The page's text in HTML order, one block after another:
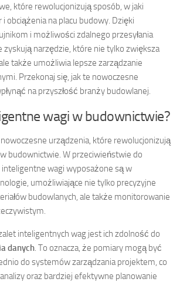
które rewolucjonizują sposób, w jaki
obciążenia na placu budowy. Dzięki
i możliwości zdalnego przesyłania
zyskują narzędzie, które nie tylko zwiększa
także umożliwia lepsze zarządzanie
Przekonaj się, jak te nowoczesne
na przyszłość branży budowlanej.
wagi w budownictwie?
urządzenia, które rewolucjonizują
budownictwie. W przeciwieństwie do
wagi wyposażone są w
umożliwiające nie tylko precyzyjne
budowlanych, ale także monitorowanie
inteligentnych wag jest ich zdolność do
danych. To oznacza, że pomiary mogą być
do systemów zarządzania projektem, co
oraz bardziej efektywne planowanie